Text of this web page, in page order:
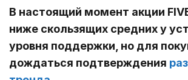
В настоящий момент акции
ниже скользящих средних у
уровня поддержки, но для
дождаться подтверждения